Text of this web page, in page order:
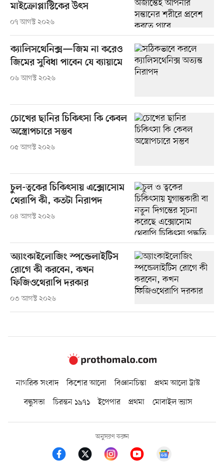
মাইক্রোপ্লাস্টিকের উৎস
০৭ আগস্ট ২০২৬
ক্যালিসথেনিক্স—জিম না করেও
জিমের সুবিধা পাবেন যে ব্যায়ামে
০৬ আগস্ট ২০২৬
চোখের ছানির চিকিৎসা কি কেবল
অস্ত্রোপচারে সম্ভব
০৫ আগস্ট ২০২৬
চুল-ত্বকের চিকিৎসায় এক্সোসোম
থেরাপি কী, কতটা নিরাপদ
০৪ আগস্ট ২০২৬
অ্যাংকাইলোজিং স্পন্ডেলাইটিস
রোগে কী করবেন, কখন
ফিজিওথেরাপি দরকার
০৩ আগস্ট ২০২৬
নাগরিক সংবাদ কিশোর আলো বিজ্ঞানচিন্তা
প্রথম আলো ট্রাস্ট
বন্ধুসভা
চিরন্তন ১৯৭১ ইপেপার প্রথমা মোবাইল ভ্যাস
অনুসরণ করুন